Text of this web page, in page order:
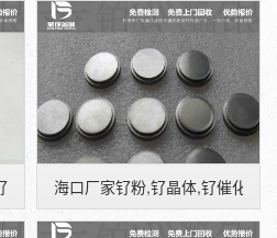
的价格,钌单晶体回收
海口厂家钌粉,钌晶体,钌催化剂,